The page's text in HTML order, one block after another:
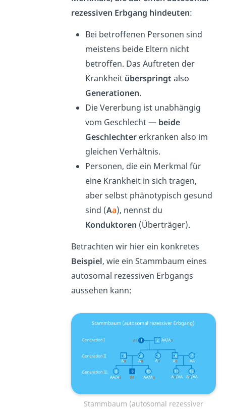
rezessiven Erbgang hindeuten:
Bei betroffenen Personen sind
meistens beide Eltern nicht
betroffen. Das Auftreten der
Krankheit überspringtalso
Generationen.
Die Vererbung ist unabhängig
vom Geschlecht — beide
Geschlechter erkranken also im
gleichen Verhältnis.
Personen, die ein Merkmal für
eine Krankheit in sich tragen,
aber selbst phänotypisch gesund
sind (Aa), nennst du
Konduktoren (Überträger).
Betrachten wir hier ein konkretes
Beispiel, wie ein Stammbaum eines
autosomal rezessiven Erbgangs
aussehen kann:
Stammbaum (autosomal rezessiver